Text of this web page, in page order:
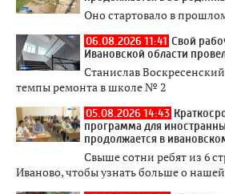
Оно стартовало в
06.08.2026 11:41 Свой
Ивановской области
Станислав
темпы ремонта в школе № 2
05.08.2026 14:43
программа для
продолжается в
Свыше сотни ребят из 6
Иваново, чтобы узнать больше о